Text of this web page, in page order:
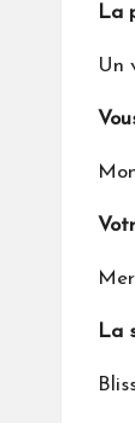
La
Un
La